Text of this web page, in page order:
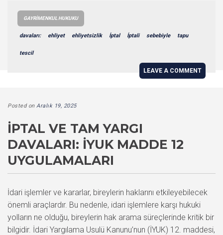
GAYRIMENKUL HUKUKU
davaları: ehliyet ehliyetsizlik İptal İptali sebebiyle tapu
tescil
LEAVE A COMMENT
Posted on Aralık 19, 2025
İPTAL VE TAM YARGI
DAVALARI: İYUK MADDE 12
UYGULAMALARI
İdari işlemler ve kararlar, bireylerin haklarını etkileyebilecek
önemli araçlardır. Bu nedenle, idari işlemlere karşı hukuki
yolların ne olduğu, bireylerin hak arama süreçlerinde kritik bir
bilgidir. İdari Yargılama Usulü Kanunu’nun (İYUK) 12. maddesi,